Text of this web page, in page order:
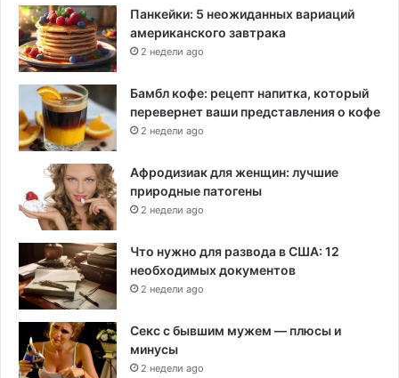
Панкейки: 5 неожиданных вариаций
американского завтрака
2 недели ago
Бамбл кофе: рецепт напитка, который
перевернет ваши представления о кофе
2 недели ago
Афродизиак для женщин: лучшие
природные патогены
2 недели ago
Что нужно для развода в США: 12
необходимых документов
2 недели ago
Секс с бывшим мужем — плюсы и
минусы
2 недели ago